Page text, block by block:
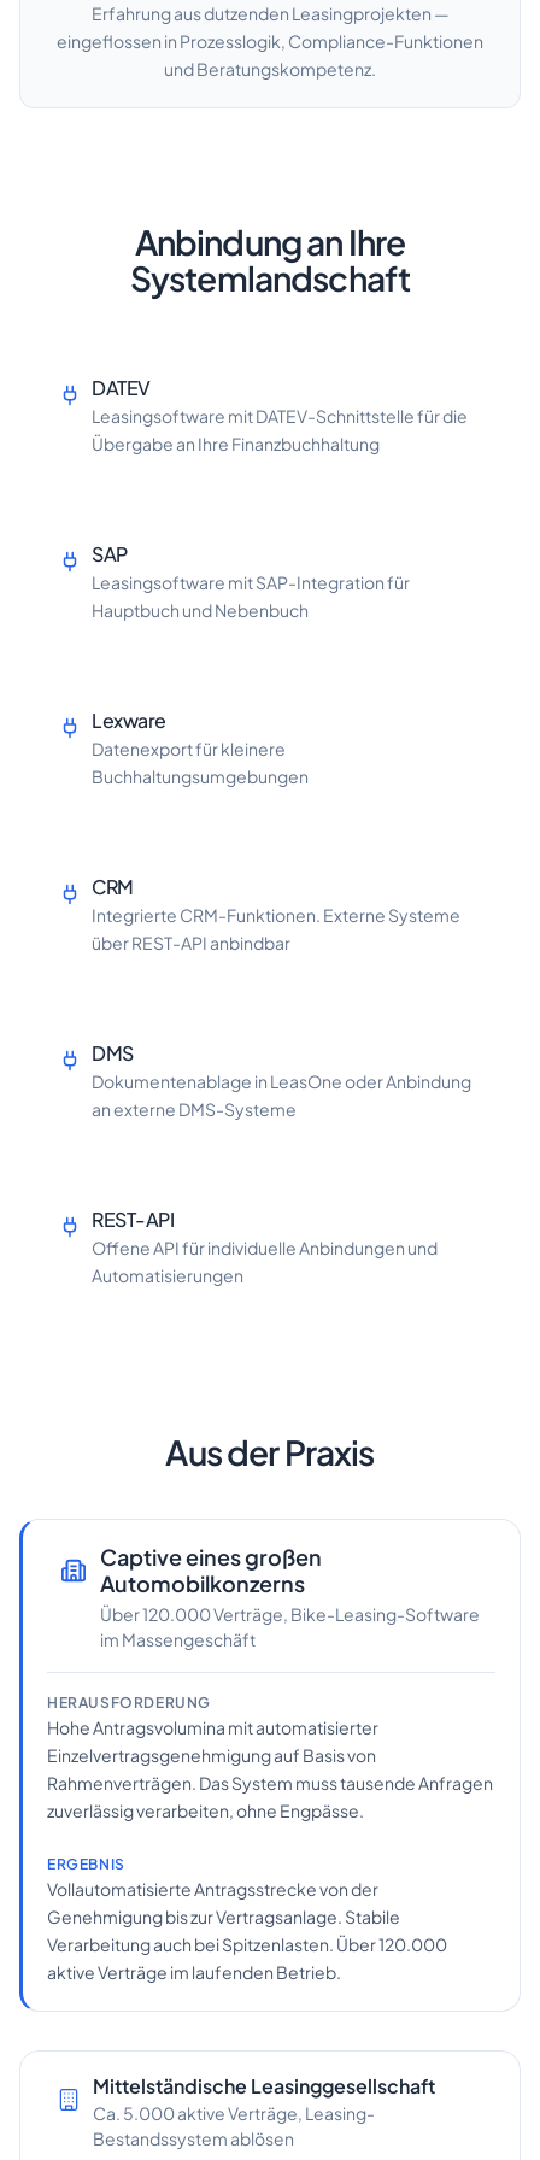
Erfahrung aus dutzenden Leasingprojekten —
eingeflossen in Prozesslogik, Compliance-Funktionen
und Beratungskompetenz.
Anbindung an Ihre
Systemlandschaft
DATEV
Leasingsoftware mit DATEV-Schnittstelle für die
Übergabe an Ihre Finanzbuchhaltung
SAP
Leasingsoftware mit SAP-Integration für
Hauptbuch und Nebenbuch
Lexware
Datenexport für kleinere
Buchhaltungsumgebungen
CRM
Integrierte CRM-Funktionen. Externe Systeme
über REST-API anbindbar
DMS
Dokumentenablage in LeasOne oder Anbindung
an externe DMS-Systeme
REST-API
Offene API für individuelle Anbindungen und
Automatisierungen
Aus der Praxis
Captive eines großen
Automobilkonzerns
Über 120.000 Verträge, Bike-Leasing-Software
im Massengeschäft
HERAUSFORDERUNG
Hohe Antragsvolumina mit automatisierter
Einzelvertragsgenehmigung auf Basis von
Rahmenverträgen. Das System muss tausende Anfragen
zuverlässig verarbeiten, ohne Engpässe.
ERGEBNIS
Vollautomatisierte Antragsstrecke von der
Genehmigung bis zur Vertragsanlage. Stabile
Verarbeitung auch bei Spitzenlasten. Über 120.000
aktive Verträge im laufenden Betrieb.
Mittelständische Leasinggesellschaft
Ca. 5.000 aktive Verträge, Leasing-
Bestandssystem ablösen
Hauseigene Leasinggesellschaft eines
internationalen Herstellers
Markteintritt in Deutschland, Neuaufbau
Kleine Leasinggesellschaft in der
Gründungsphase
Neustart, Prozesse über Excel und Einzeltools